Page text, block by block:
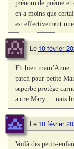
prénom de poème
en a moins que
est effectivement
Le 10 février
Eh bien mam’Anne
patch pour petite
superbe protège
autre Mary….mais
Le 10 février
Voilà des petits-